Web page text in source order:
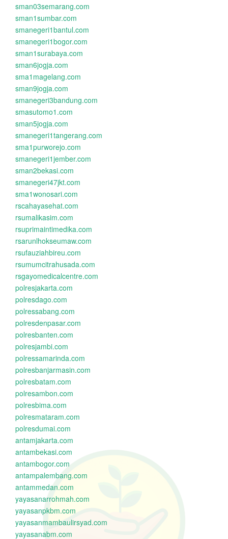
sman03semarang.com
sman1sumbar.com
smanegeri1bantul.com
smanegeri1bogor.com
sman1surabaya.com
sman6jogja.com
sma1magelang.com
sman9jogja.com
smanegeri3bandung.com
smasutomo1.com
sman5jogja.com
smanegeri1tangerang.com
sma1purworejo.com
smanegeri1jember.com
sman2bekasi.com
smanegeri47jkt.com
sma1wonosari.com
rscahayasehat.com
rsumalikasim.com
rsuprimaintimedika.com
rsarunlhokseumaw.com
rsufauziahbireu.com
rsumumcitrahusada.com
rsgayomedicalcentre.com
polresjakarta.com
polresdago.com
polressabang.com
polresdenpasar.com
polresbanten.com
polresjambi.com
polressamarinda.com
polresbanjarmasin.com
polresbatam.com
polresambon.com
polresbima.com
polresmataram.com
polresdumai.com
antamjakarta.com
antambekasi.com
antambogor.com
antampalembang.com
antammedan.com
yayasanarrohmah.com
yayasanpkbm.com
yayasanmambaulirsyad.com
yayasanabm.com